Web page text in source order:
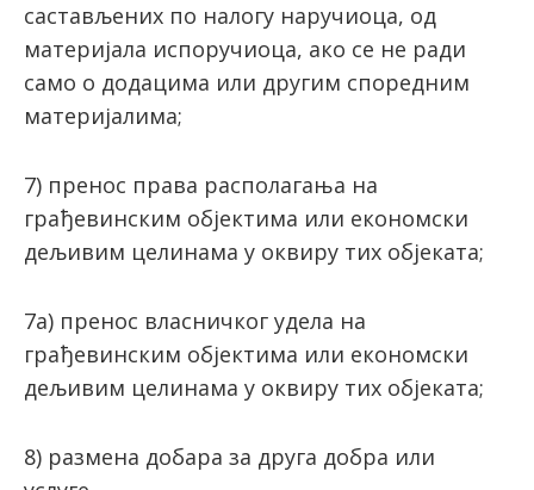
састављених по налогу наручиоца, од
материјала испоручиоца, ако се не ради
само о додацима или другим споредним
материјалима;
7) пренос права располагања на
грађевинским објектима или економски
дељивим целинама у оквиру тих објеката;
7а) пренос власничког удела на
грађевинским објектима или економски
дељивим целинама у оквиру тих објеката;
8) размена добара за друга добра или